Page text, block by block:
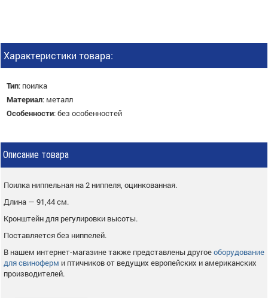
Характеристики товара:
Тип: поилка
Материал: металл
Особенности:без особенностей
Описание товара
Поилка ниппельная на 2 ниппеля, оцинкованная.
Длина — 91,44 см.
Кронштейн для регулировки высоты.
Поставляется без ниппелей.
В нашем интернет-магазине также представлены другоеоборудование
для свиноферм и птичников от ведущих европейских и американских
производителей.